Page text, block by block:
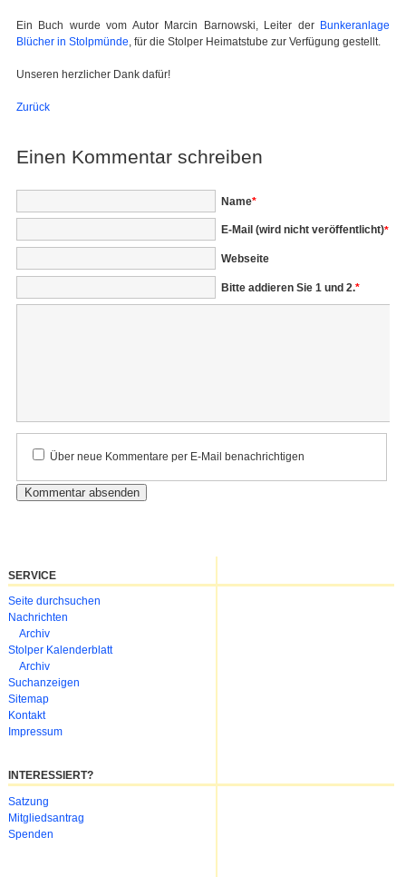
Ein Buch wurde vom Autor Marcin Barnowski, Leiter der Bunkeranlage
Blücher in Stolpmünde , für die Stolper Heimatstube zur Verfügung gestellt.
Unseren herzlicher Dank dafür!
Zurück
Einen Kommentar schreiben
Name*
Pflichtfeld
E-Mail (wird nicht veröffentlicht)*
Webseite
Bitte addieren Sie 1 und 2.*
Kommentar
Über neue Kommentare per E-Mail benachrichtigen
SERVICE
Navigation
überspringen
Seite durchsuchen
Nachrichten
Archiv
Stolper Kalenderblatt
Archiv
Suchanzeigen
Sitemap
Kontakt
Impressum
INTERESSIERT?
Navigation
überspringen
Satzung
Mitgliedsantrag
Spenden